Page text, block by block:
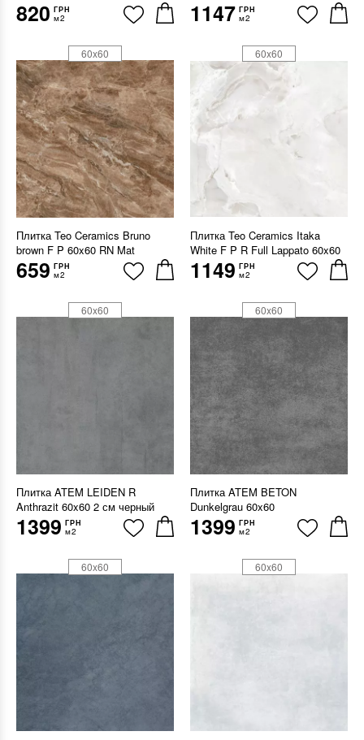
820 ГРН
м2 1147 ГРН
м2
Плитка Teo Ceramics Bruno
brown F P 60x60 RN Mat
659 ГРН
м2
60x60
Плитка Teo Ceramics Itaka
White F P R Full Lappato 60x60
1149 ГРН
м2
60x60
Плитка ATEM LEIDEN R
Anthrazit 60x60 2 см черный
1399 ГРН
м2
60x60
Плитка ATEM BETON
Dunkelgrau 60x60
1399 ГРН
м2
60x60
60x60 60x60